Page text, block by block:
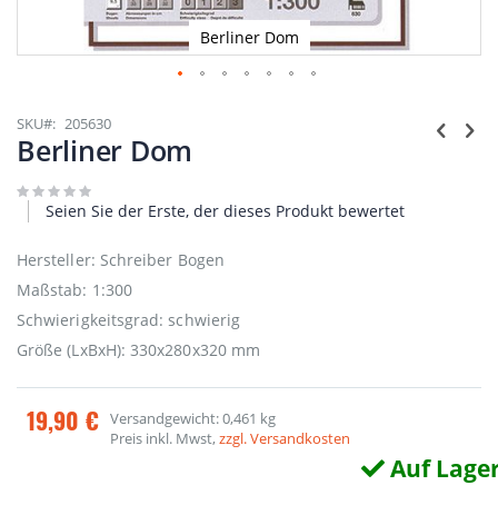
Berliner Dom
Anfang
der
Bildgalerie
SKU 205630
Berliner Dom
Seien Sie der Erste, der dieses Produkt bewertet
Hersteller: Schreiber Bogen
Maßstab: 1:300
Schwierigkeitsgrad: schwierig
Größe (LxBxH): 330x280x320 mm
19,90 € Versandgewicht: 0,461 kg
Preis inkl. Mwst,zzgl. Versandkosten
Auf